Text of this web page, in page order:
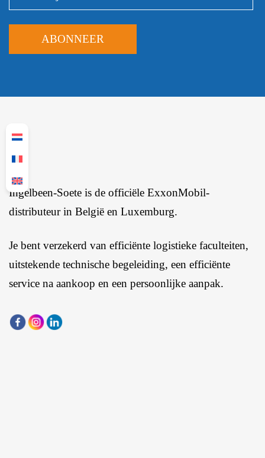
Ingelbeen-Soete is de officiële ExxonMobil-
distributeur in België en Luxemburg.
Je bent verzekerd van efficiënte logistieke faculteiten,
uitstekende technische begeleiding, een efficiënte
service na aankoop en een persoonlijke aanpak.